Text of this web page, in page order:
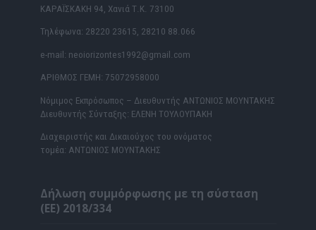
ΚΑΡΑΪΣΚΑΚΗ 94, Χανιά Τ.Κ. 73100
Τηλέφωνα: 28220 23615, 28210 88.066
e-mail: neoiorizontes1992@gmail.com
ΑΡΙΘΜΟΣ ΓΕΜΗ: 75072958000
Νόμιμος Εκπρόσωπος – Διευθυντής ΑΝΤΩΝΙΟΣ ΜΟΥΝΤΑΚΗΣ
Διευθυντής Σύνταξης: ΕΛΕΝΗ ΤΟΥΛΟΥΠΑΚΗ
Διαχειριστής και Δικαιούχος του ονόματος
τομέα: ΑΝΤΩΝΙΟΣ ΜΟΥΝΤΑΚΗΣ
Δήλωση συμμόρφωσης με τη σύσταση
(ΕΕ) 2018/334